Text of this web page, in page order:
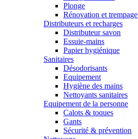
Plonge
Rénovation et trempage
Distributeurs et recharges
Distributeur savon
Essuie-mains
Papier hygiénique
Sanitaires
Désodorisants
Equipement
Hygiène des mains
Nettoyants sanitaires
Equipement de la personne
Calots & toques
Gants
Sécurité & prévention